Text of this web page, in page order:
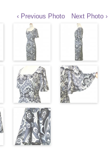
‹ Previous Photo Next Photo ›